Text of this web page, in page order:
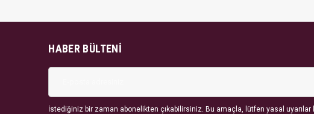
HABER BÜLTENI
İstediğiniz bir zaman abonelikten çıkabilirsiniz. Bu amaçla, lütfen yasal uyarılar